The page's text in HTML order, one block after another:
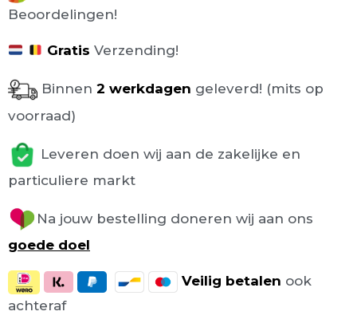
Beoordelingen!
Gratis Verzending!
Binnen 2 werkdagen geleverd! (mits op
voorraad)
Leveren doen wij aan de zakelijke en
particuliere markt
Na jouw bestelling doneren wij aan ons
goede doel
Veilig betalen ook
achteraf